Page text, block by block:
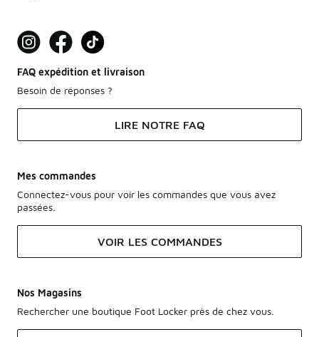
FAQ expédition et livraison
Besoin de réponses ?
LIRE NOTRE FAQ
Mes commandes
Connectez-vous pour voir les commandes que vous avez
passées.
VOIR LES COMMANDES
Nos Magasins
Rechercher une boutique Foot Locker près de chez vous.